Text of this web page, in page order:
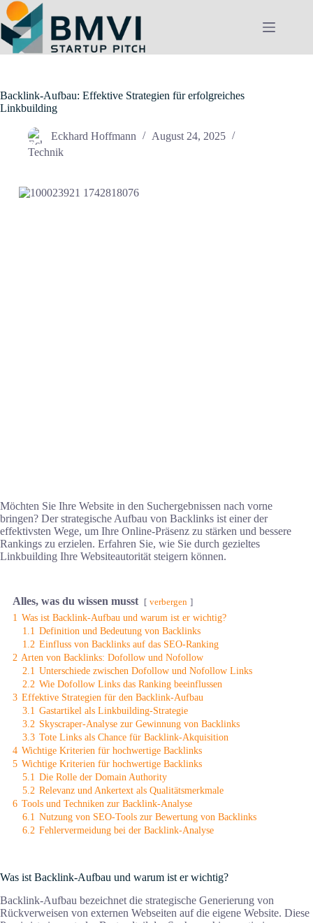
Zum
Inhalt
springen
Backlink-Aufbau: Effektive Strategien für erfolgreiches
Linkbuilding
Eckhard Hoffmann
August 24, 2025
Technik
Möchten Sie Ihre Website in den Suchergebnissen nach vorne
bringen? Der strategische Aufbau von Backlinks ist einer der
effektivsten Wege, um Ihre Online-Präsenz zu stärken und bessere
Rankings zu erzielen. Erfahren Sie, wie Sie durch gezieltes
Linkbuilding Ihre Websiteautorität steigern können.
Alles, was du wissen musst verbergen
1 Was ist Backlink-Aufbau und warum ist er wichtig?
1.1 Definition und Bedeutung von Backlinks
1.2 Einfluss von Backlinks auf das SEO-Ranking
2 Arten von Backlinks: Dofollow und Nofollow
2.1 Unterschiede zwischen Dofollow und Nofollow Links
2.2 Wie Dofollow Links das Ranking beeinflussen
3 Effektive Strategien für den Backlink-Aufbau
3.1 Gastartikel als Linkbuilding-Strategie
3.2 Skyscraper-Analyse zur Gewinnung von Backlinks
3.3 Tote Links als Chance für Backlink-Akquisition
4 Wichtige Kriterien für hochwertige Backlinks
5 Wichtige Kriterien für hochwertige Backlinks
5.1 Die Rolle der Domain Authority
5.2 Relevanz und Ankertext als Qualitätsmerkmale
6 Tools und Techniken zur Backlink-Analyse
6.1 Nutzung von SEO-Tools zur Bewertung von Backlinks
6.2 Fehlervermeidung bei der Backlink-Analyse
Was ist Backlink-Aufbau und warum ist er wichtig?
Backlink-Aufbau bezeichnet die strategische Generierung von
Rückverweisen von externen Webseiten auf die eigene Website. Diese